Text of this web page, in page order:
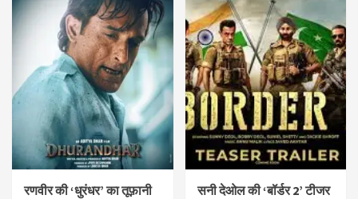
रणवीर की ‘धुरंधर’ का तूफ़ानी
सनी देओल की ‘बॉर्डर 2’ टीजर